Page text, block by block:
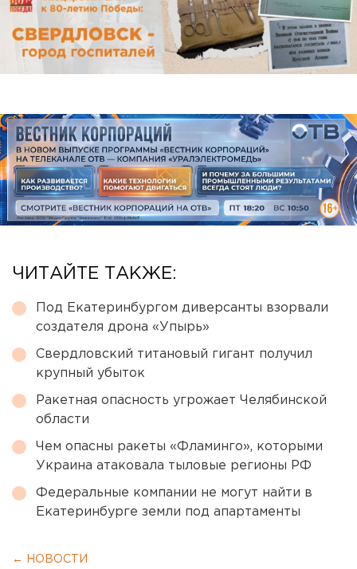
ЧИТАЙТЕ ТАКЖЕ:
Под Екатеринбургом диверсанты взорвали
создателя дрона «Упырь»
Свердловский титановый гигант получил
крупный убыток
Ракетная опасность угрожает Челябинской
области
Чем опасны ракеты «Фламинго», которыми
Украина атаковала тыловые регионы РФ
Федеральные компании не могут найти в
Екатеринбурге земли под апартаменты
← НОВОСТИ